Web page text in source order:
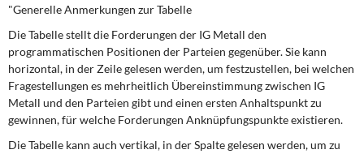
DIE LINKE
Weitere Themen
Memo-Gruppe
"Generelle Anmerkungen zur Tabelle
Die Tabelle stellt die Forderungen der IG Metall den
programmatischen Positionen der Parteien gegenüber. Sie kann
horizontal, in der Zeile gelesen werden, um festzustellen, bei welchen
Fragestellungen es mehrheitlich Übereinstimmung zwischen IG
Metall und den Parteien gibt und einen ersten Anhaltspunkt zu
gewinnen, für welche Forderungen Anknüpfungspunkte existieren.
Die Tabelle kann auch vertikal, in der Spalte gelesen werden, um zu